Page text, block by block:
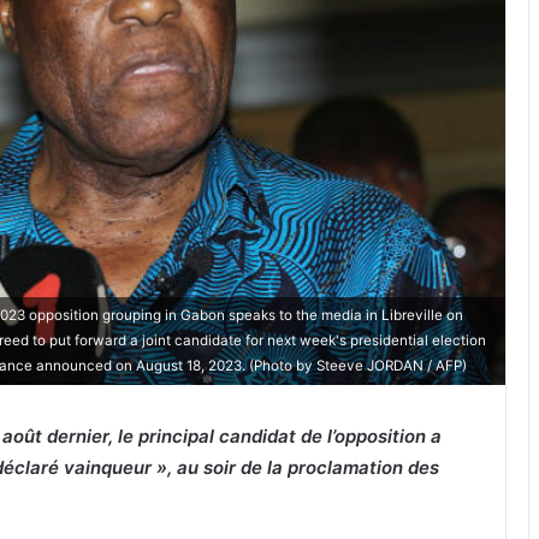
opposition grouping in Gabon speaks to the media in Libreville on
to put forward a joint candidate for next week's presidential election
announced on August 18, 2023. (Photo by Steeve JORDAN / AFP)
dernier, le principal candidat de l’opposition a
vainqueur », au soir de la proclamation des